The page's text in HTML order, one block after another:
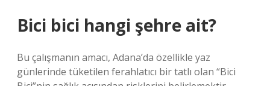
Bici bici hangi şehre ait?
Bu çalışmanın amacı, Adana’da özellikle yaz
günlerinde tüketilen ferahlatıcı bir tatlı olan “Bici